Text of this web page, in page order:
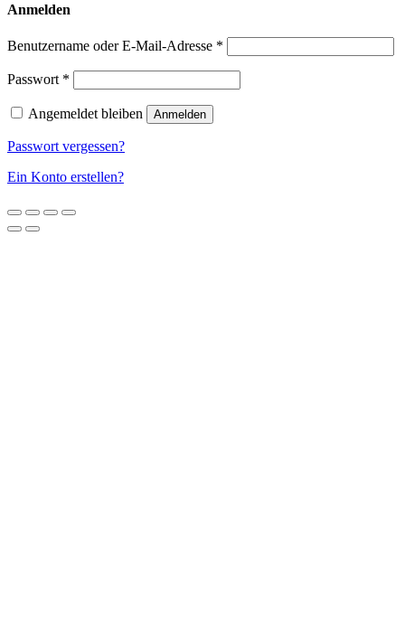
Anmelden
Benutzername oder E-Mail-Adresse *
Passwort *
Angemeldet bleiben Anmelden
Passwort vergessen?
Ein Konto erstellen?